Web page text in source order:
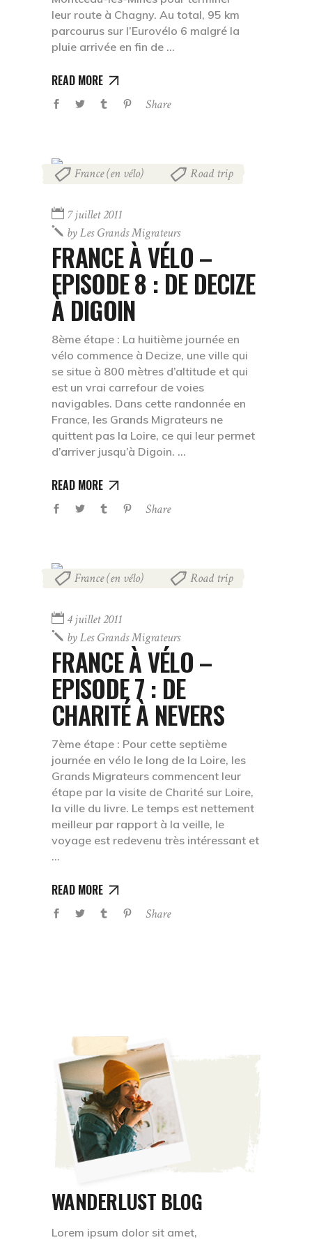
leur route à Chagny. Au total, 95 km
parcourus sur l’Eurovélo 6 malgré la
pluie arrivée en fin de
READ MORE
Share
France (en vélo) Road trip
7 juillet 2011
byLes Grands Migrateurs
FRANCE À VÉLO –
EPISODE 8 : DE DECIZE
À DIGOIN
8ème étape : La huitième journée en
vélo commence à Decize, une ville qui
se situe à 800 mètres d’altitude et qui
est un vrai carrefour de voies
navigables. Dans cette randonnée en
France, les Grands Migrateurs ne
quittent pas la Loire, ce qui leur permet
d’arriver jusqu’à Digoin.
READ MORE
Share
France (en vélo) Road trip
4 juillet 2011
byLes Grands Migrateurs
FRANCE À VÉLO –
EPISODE 7 : DE
CHARITÉ À NEVERS
7ème étape : Pour cette septième
journée en vélo le long de la Loire, les
Grands Migrateurs commencent leur
étape par la visite de Charité sur Loire,
la ville du livre. Le temps est nettement
meilleur par rapport à la veille, le
voyage est redevenu très intéressant et
READ MORE
Share
WANDERLUST BLOG
Lorem ipsum dolor sit amet,